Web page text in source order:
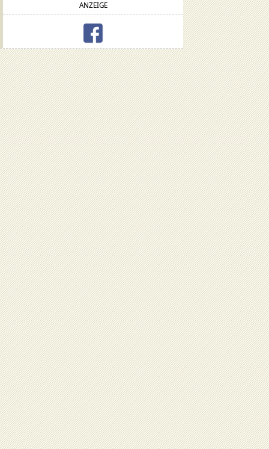
ANZEIGE